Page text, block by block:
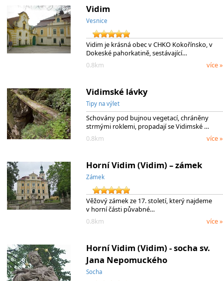
Vidim
Vesnice
Vidim je krásná obec v CHKO Kokořínsko, v
Dokeské pahorkatině, sestávající…
0.8km
více »
Vidimské lávky
Tipy na výlet
Schovány pod bujnou vegetací, chráněny
strmými roklemi, propadají se Vidimské …
0.8km
více »
Horní Vidim (Vidim) – zámek
Zámek
Věžový zámek ze 17. století, který najdeme
v horní části půvabné…
0.8km
více »
Horní Vidim (Vidim) - socha sv.
Jana Nepomuckého
Socha